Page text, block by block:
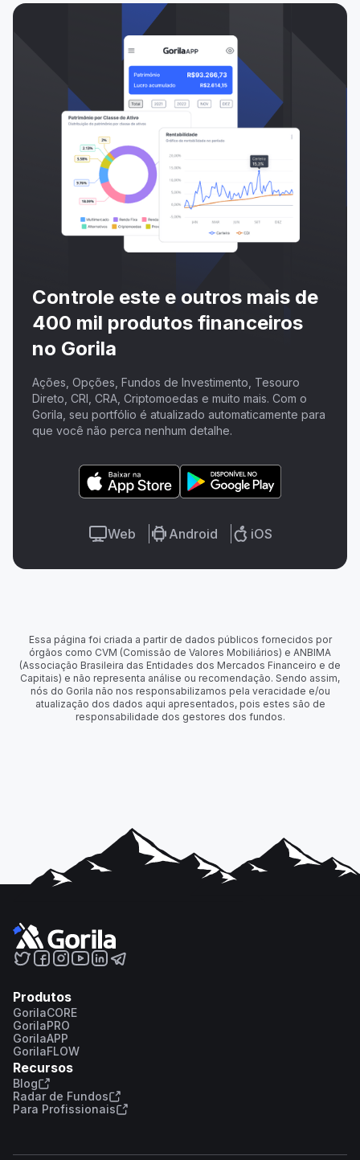
Controle este e outros mais de
400 mil produtos financeiros
no Gorila
Ações, Opções, Fundos de Investimento, Tesouro
Direto, CRI, CRA, Criptomoedas e muito mais. Com o
Gorila, seu portfólio é atualizado automaticamente para
que você não perca nenhum detalhe.
Web Android iOS
Essa página foi criada a partir de dados públicos fornecidos por
órgãos como CVM (Comissão de Valores Mobiliários) e ANBIMA
(Associação Brasileira das Entidades dos Mercados Financeiro e de
Capitais) e não representa análise ou recomendação. Sendo assim,
nós do Gorila não nos responsabilizamos pela veracidade e/ou
atualização dos dados aqui apresentados, pois estes são de
responsabilidade dos gestores dos fundos.
Produtos
GorilaCORE
GorilaPRO
GorilaAPP
GorilaFLOW
Recursos
Blog
Radar de Fundos
Para Profissionais